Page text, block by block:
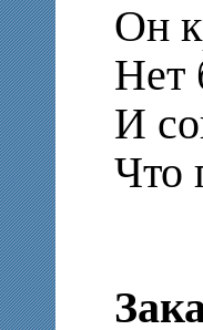
Он
Нет
И
Что